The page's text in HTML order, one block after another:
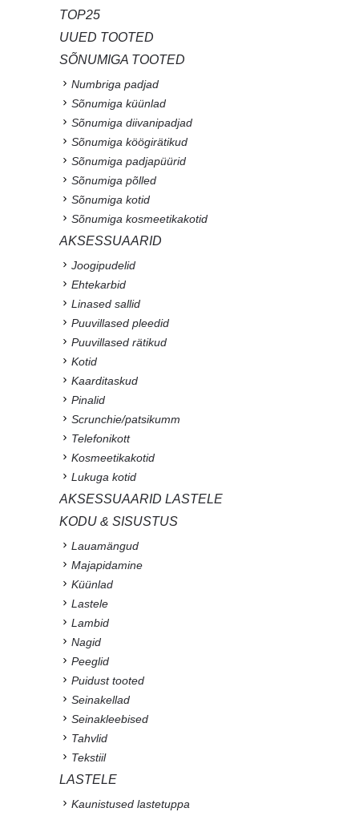
TOP25
UUED TOOTED
SÕNUMIGA TOOTED
Numbriga padjad
Sõnumiga küünlad
Sõnumiga diivanipadjad
Sõnumiga köögirätikud
Sõnumiga padjapüürid
Sõnumiga põlled
Sõnumiga kotid
Sõnumiga kosmeetikakotid
AKSESSUAARID
Joogipudelid
Ehtekarbid
Linased sallid
Puuvillased pleedid
Puuvillased rätikud
Kotid
Kaarditaskud
Pinalid
Scrunchie/patsikumm
Telefonikott
Kosmeetikakotid
Lukuga kotid
AKSESSUAARID LASTELE
KODU & SISUSTUS
Lauamängud
Majapidamine
Küünlad
Lastele
Lambid
Nagid
Peeglid
Puidust tooted
Seinakellad
Seinakleebised
Tahvlid
Tekstiil
LASTELE
Kaunistused lastetuppa